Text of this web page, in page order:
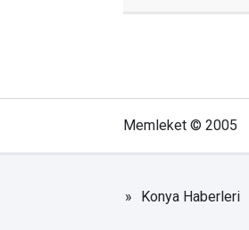
Memleket © 2005
Konya Haberleri